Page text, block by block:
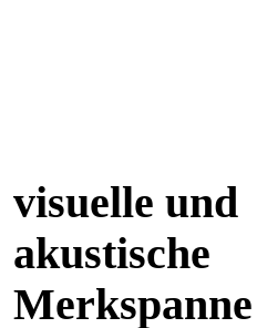
visuelle und
akustische
Merkspanne